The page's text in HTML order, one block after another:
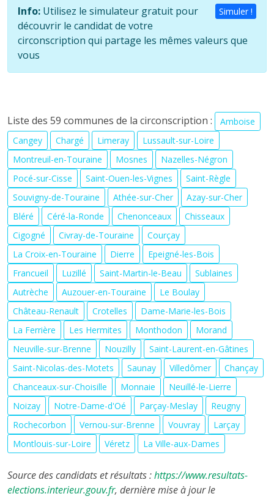
Simuler !
Info: Utilisez le simulateur gratuit pour
découvrir le candidat de votre
circonscription qui partage les mêmes valeurs que
vous
Liste des 59 communes de la circonscription :
Amboise
Cangey
Chargé Limeray
Lussault-sur-Loire
Montreuil-en-Touraine
Mosnes
Nazelles-Négron
Pocé-sur-Cisse
Saint-Ouen-les-Vignes
Saint-Règle
Souvigny-de-Touraine
Athée-sur-Cher
Azay-sur-Cher
Bléré
Céré-la-Ronde Chenonceaux
Chisseaux
Cigogné
Civray-de-Touraine
Courçay
La Croix-en-Touraine
Dierre
Epeigné-les-Bois
Francueil
Luzillé Saint-Martin-le-Beau
Sublaines
Autrèche
Auzouer-en-Touraine
Le Boulay
Château-Renault
Crotelles
Dame-Marie-les-Bois
La Ferrière
Les Hermites Monthodon
Morand
Neuville-sur-Brenne
Nouzilly
Saint-Laurent-en-Gâtines
Saint-Nicolas-des-Motets
Saunay Villedômer
Chançay
Chanceaux-sur-Choisille
Monnaie
Neuillé-le-Lierre
Noizay
Notre-Dame-d'Oé Parçay-Meslay
Reugny
Rochecorbon
Vernou-sur-Brenne Vouvray
Larçay
Montlouis-sur-Loire
Véretz La Ville-aux-Dames
Source des candidats et résultats :https://www.resultats-
elections.interieur.gouv.fr, dernière mise à jour le